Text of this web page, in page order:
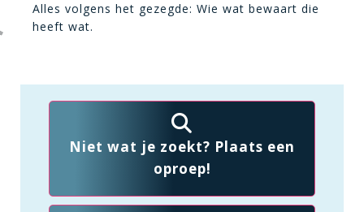
Alles volgens het gezegde: Wie wat bewaart die
heeft wat.
Niet wat je zoekt? Plaats een
oproep!